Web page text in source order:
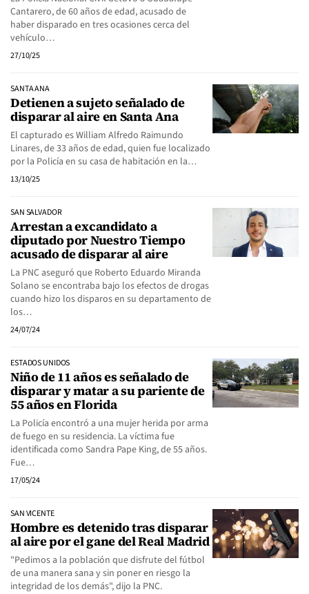
Cantarero, de 60 años de edad, acusado de
haber disparado en tres ocasiones cerca del
vehículo…
27/10/25
SANTA ANA
Detienen a sujeto señalado de
disparar al aire en Santa Ana
El capturado es William Alfredo Raimundo
Linares, de 33 años de edad, quien fue localizado
por la Policía en su casa de habitación en la…
13/10/25
SAN SALVADOR
Arrestan a excandidato a
diputado por Nuestro Tiempo
acusado de disparar al aire
La PNC aseguró que Roberto Eduardo Miranda
Solano se encontraba bajo los efectos de drogas
cuando hizo los disparos en su departamento de
los…
24/07/24
ESTADOS UNIDOS
Niño de 11 años es señalado de
disparar y matar a su pariente de
55 años en Florida
La Policía encontró a una mujer herida por arma
de fuego en su residencia. La víctima fue
identificada como Sandra Pape King, de 55 años.
Fue…
17/05/24
SAN VICENTE
Hombre es detenido tras disparar
al aire por el gane del Real Madrid
"Pedimos a la población que disfrute del fútbol
de una manera sana y sin poner en riesgo la
integridad de los demás", dijo la PNC.